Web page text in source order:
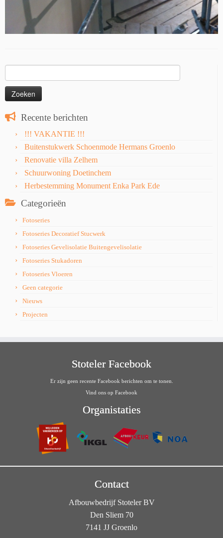
naar:
Recente berichten
!!! VAKANTIE !!!
Buitenstukwerk Schoenmode Hermans Groenlo
Renovatie villa Zelhem
Schuurwoning Doetinchem
Herbestemming Monument Enka Park Ede
Categorieën
Fotoseries
Fotoseries Decoratief Stucwerk
Fotoseries Gevelisolatie Buitengevelisolatie
Fotoseries Stukadoren
Fotoseries Vloeren
Geen categorie
Nieuws
Projecten
Stoteler Facebook
Er zijn geen recente Facebook berichten om te tonen.
Vind ons op Facebook
Organistaties
Contact
Afbouwbedrijf Stoteler BV
Den Sliem 70
7141 JJ Groenlo